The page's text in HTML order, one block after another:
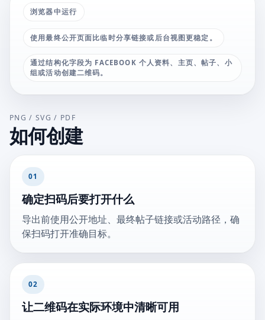
浏览器中运行
使用最终公开页面比临时分享链接或后台视图更稳定。
通过结构化字段为 FACEBOOK 个人资料、主页、帖子、小
组或活动创建二维码。
PNG / SVG / PDF
如何创建
01
确定扫码后要打开什么
导出前使用公开地址、最终帖子链接或活动路径，确
保扫码打开准确目标。
02
让二维码在实际环境中清晰可用